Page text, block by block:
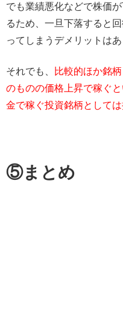
でも業績悪化などで株価
るため、一旦下落すると
ってしまうデメリットはあ
それでも、
比較的ほか銘
のものの価格上昇で稼ぐ
金で稼ぐ投資銘柄として
⑤まとめ